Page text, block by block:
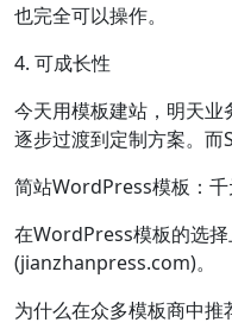
也完全可以操作。
4. 可成长性
今天用模板建站，明天业
逐步过渡到定制方案。而
简站WordPress模板：
在WordPress模板的选
(jianzhanpress.com)。
为什么在众多模板商中推